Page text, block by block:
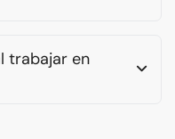
trabajar en